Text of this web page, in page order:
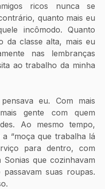
ricos nunca se
quanto mais eu
incômodo. Quanto
da classe alta, mais eu
nas lembranças
ao trabalho da minha
eu. Com mais
gente com quem
Ao mesmo tempo,
“moça que trabalha lá
para dentro, com
que cozinhavam
suas roupas.